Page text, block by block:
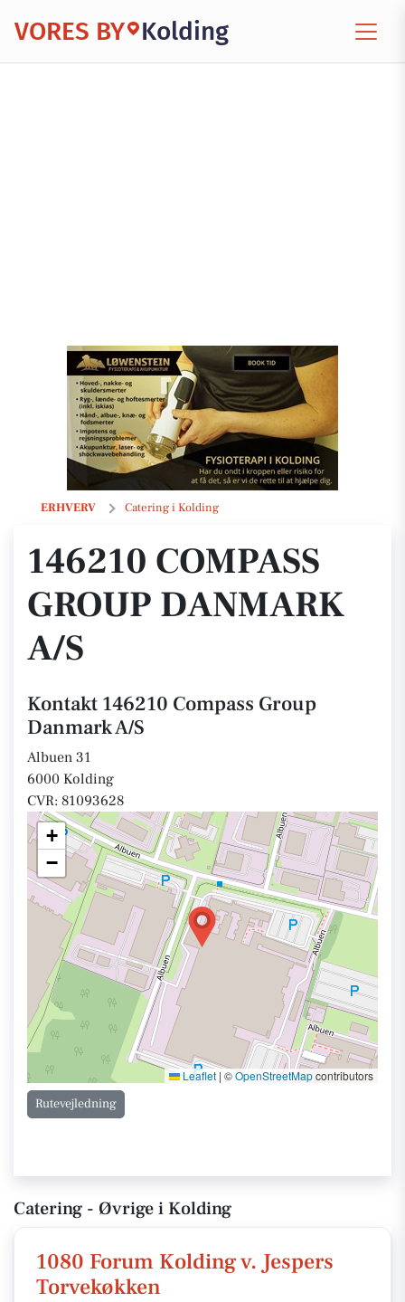
VORES BY Kolding
ERHVERV Catering i Kolding
146210 Compass Group Danmark A/S
146210 COMPASS
GROUP DANMARK
A/S
Kontakt 146210 Compass Group
Danmark A/S
Albuen 31
6000 Kolding
CVR: 81093628
+
−
Leaflet | ©OpenStreetMapcontributors
Rutevejledning
Catering - Øvrige i Kolding
1080 Forum Kolding v. Jespers
Torvekøkken